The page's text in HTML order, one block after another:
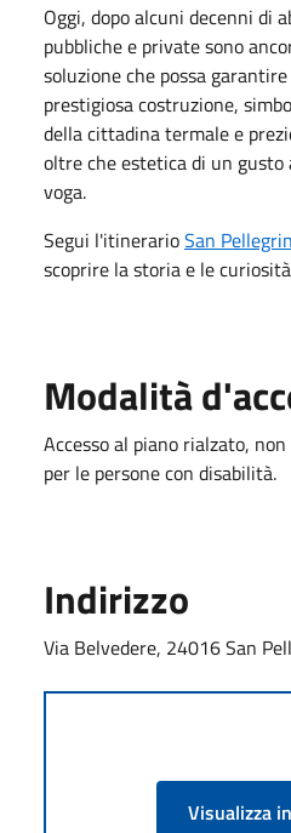
Oggi, dopo alcuni decenni di
pubbliche e private sono
soluzione che possa
prestigiosa costruzione,
della cittadina termale e
oltre che estetica di un
voga.
Segui l'itinerarioSan
scoprire la storia e le
Modalità
Accesso al piano rialzato,
per le persone con disabilità.
Indirizzo
Via Belvedere, 24016 San
Visualizza